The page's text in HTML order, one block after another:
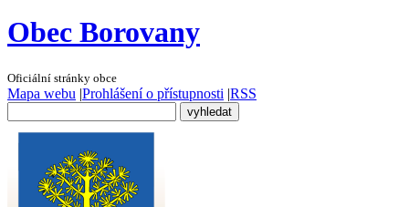
Obec Borovany
Oficiální stránky obce
Mapa webu |Prohlášení o přístupnosti |RSS